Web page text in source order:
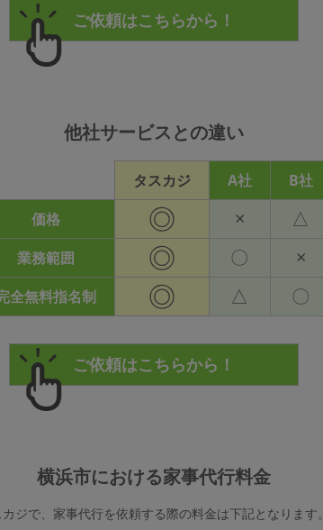
他社サービスとの違い
タスカジ A社
B社
価格
◎ × △
業務範囲 ◎ 〇 ×
全無料指名制 ◎ △ 〇
横浜市における家事代行料金
カジで、家事代行を依頼する際の料金は下記となります。